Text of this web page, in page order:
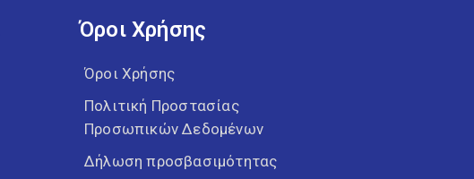
Όροι Χρήσης
Όροι Χρήσης
Πολιτική Προστασίας
Προσωπικών Δεδομένων
Δήλωση προσβασιμότητας